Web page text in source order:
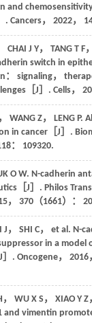
and
. Cancers， 2022，
CHAI J Y， TANG T F
switch in
： signaling，
［J］. Cells，
WANG Z， LENG P.
in cancer［J］.
： 109320.
O W. N-cadherin
［J］. Philos
， 370（1661）：
J ， SHI C， et al. N-
in a model
］. Oncogene， 2016
， WU X S ， XIAO Y Z
and vimentin